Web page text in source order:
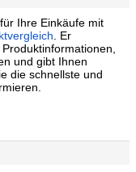
Ihre Einkäufe mit
. Er
und gibt Ihnen
die schnellste und